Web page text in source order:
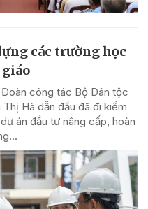
các trường học
giáo
công tác Bộ Dân tộc
Hà dẫn đầu đã đi kiểm
án đầu tư nâng cấp, hoàn